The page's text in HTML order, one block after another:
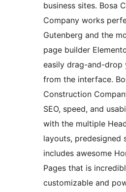
business sites. Bosa
Company works
Gutenberg and the
page builder
easily drag-and-drop
from the interface.
Construction
SEO, speed, and
with the multiple
layouts, predesigned
includes awesome
Pages that is
customizable and